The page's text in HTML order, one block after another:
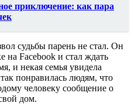
приключение: как пара
судьбы парень не стал. Он
Facebook и стал ждать
и некая семья увидела
понравилась людям, что
человеку сообщение о
дом.